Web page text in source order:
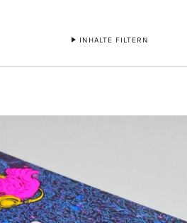
INHALTE FILTERN